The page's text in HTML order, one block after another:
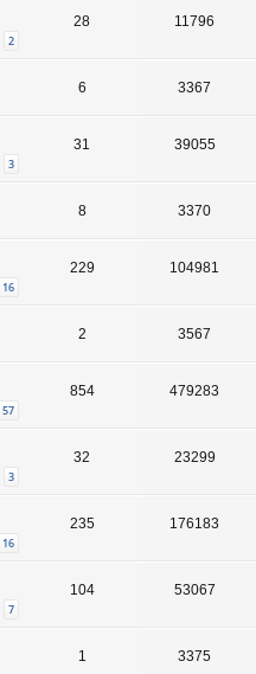
2
28 11796
6 3367
3
31 39055
8 3370
16
229 104981
2 3567
57
854 479283
3
32 23299
16
235 176183
7
104 53067
1 3375